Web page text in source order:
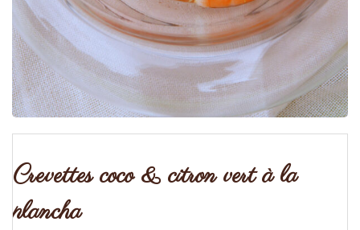
Crevettes coco & citron vert à la
plancha